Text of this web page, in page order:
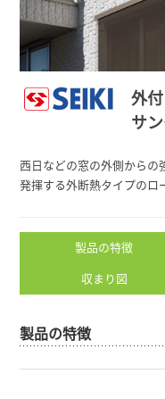
外
サ
西日などの窓の外側からの
発揮する外断熱タイプのロ
製品の特徴
収まり図
製品の特徴